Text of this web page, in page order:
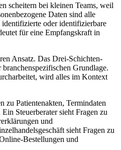
scheitern bei kleinen Teams, weil
Daten sind alle
oder identifizierbare
für eine Empfangskraft in
Ansatz. Das Drei-Schichten-
Grundlage.
wird alles im Kontext
zu Patientenakten, Termindaten
Steuerberater sieht Fragen zu
und
sieht Fragen zu
Bestellungen und